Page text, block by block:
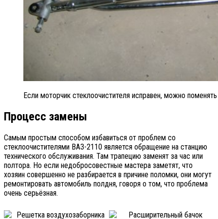
Если моторчик стеклоочистителя исправен, можно
Процесс замены
Самым простым способом избавиться от проблем со
стеклоочистителями ВАЗ-2110 является обращение на станцию
технического обслуживания. Там трапецию заменят за час или
полтора. Но если недобросовестные мастера заметят, что
хозяин совершенно не разбирается в причине поломки, они могут
ремонтировать автомобиль полдня, говоря о том, что проблема
очень серьёзная.